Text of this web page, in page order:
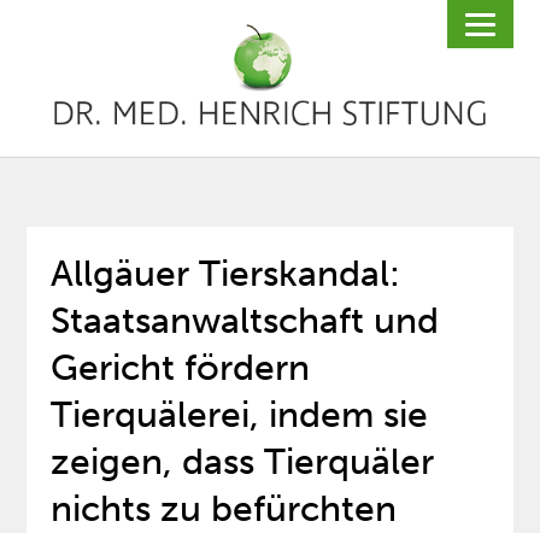
Allgäuer Tierskandal:
Staatsanwaltschaft und
Gericht fördern
Tierquälerei, indem sie
zeigen, dass Tierquäler
nichts zu befürchten